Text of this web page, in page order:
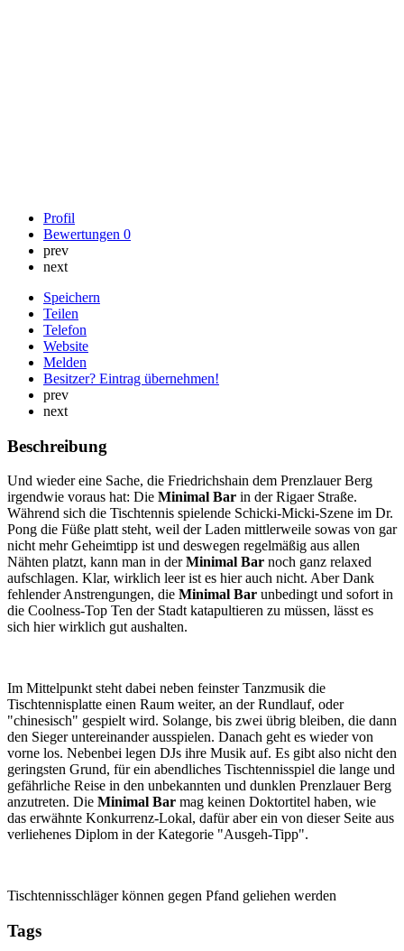
Profil
Bewertungen 0
prev
next
Speichern
Teilen
Telefon
Website
Melden
Besitzer? Eintrag übernehmen!
prev
next
Beschreibung
Und wieder eine Sache, die Friedrichshain dem Prenzlauer Berg
irgendwie voraus hat: Die Minimal Bar in der Rigaer Straße.
Während sich die Tischtennis spielende Schicki-Micki-Szene im Dr.
Pong die Füße platt steht, weil der Laden mittlerweile sowas von gar
nicht mehr Geheimtipp ist und deswegen regelmäßig aus allen
Nähten platzt, kann man in derMinimal Bar noch ganz relaxed
aufschlagen. Klar, wirklich leer ist es hier auch nicht. Aber Dank
fehlender Anstrengungen, die Minimal Bar unbedingt und sofort in
die Coolness-Top Ten der Stadt katapultieren zu müssen, lässt es
sich hier wirklich gut aushalten.
Im Mittelpunkt steht dabei neben feinster Tanzmusik die
Tischtennisplatte einen Raum weiter, an der Rundlauf, oder
"chinesisch" gespielt wird. Solange, bis zwei übrig bleiben, die dann
den Sieger untereinander ausspielen. Danach geht es wieder von
vorne los. Nebenbei legen DJs ihre Musik auf. Es gibt also nicht den
geringsten Grund, für ein abendliches Tischtennisspiel die lange und
gefährliche Reise in den unbekannten und dunklen Prenzlauer Berg
anzutreten. Die Minimal Bar mag keinen Doktortitel haben, wie
das erwähnte Konkurrenz-Lokal, dafür aber ein von dieser Seite aus
verliehenes Diplom in der Kategorie "Ausgeh-Tipp".
Tischtennisschläger können gegen Pfand geliehen werden
Tags